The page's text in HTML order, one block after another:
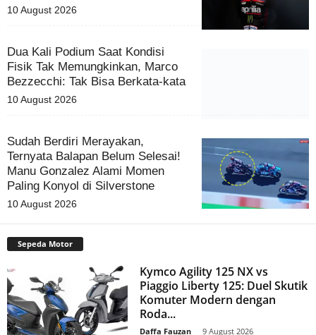
10 August 2026
Dua Kali Podium Saat Kondisi
Fisik Tak Memungkinkan, Marco
Bezzecchi: Tak Bisa Berkata-kata
10 August 2026
Sudah Berdiri Merayakan,
Ternyata Balapan Belum Selesai!
Manu Gonzalez Alami Momen
Paling Konyol di Silverstone
10 August 2026
Sepeda Motor
Kymco Agility 125 NX vs
Piaggio Liberty 125: Duel Skutik
Komuter Modern dengan
Roda...
Daffa Fauzan 9 August 2026